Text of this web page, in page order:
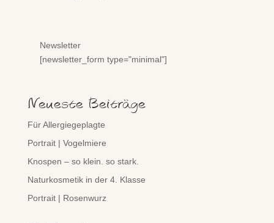
Newsletter
[newsletter_form type="minimal"]
Neueste Beiträge
Für Allergiegeplagte
Portrait | Vogelmiere
Knospen – so klein. so stark.
Naturkosmetik in der 4. Klasse
Portrait | Rosenwurz